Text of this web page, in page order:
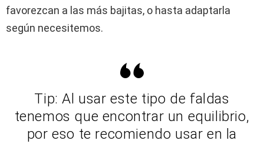
favorezcan a las más bajitas, o hasta adaptarla
según necesitemos.
Tip: Al usar este tipo de faldas
tenemos que encontrar un equilibrio,
por eso te recomiendo usar en la